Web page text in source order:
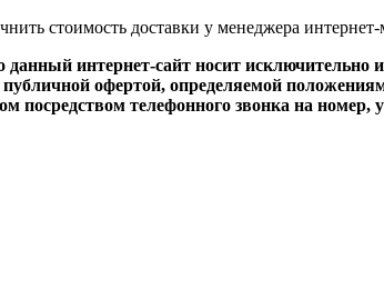
стоимость доставки у менеджера интернет-
интернет-сайт носит
офертой, определяемой
посредством телефонного звонка на номер,